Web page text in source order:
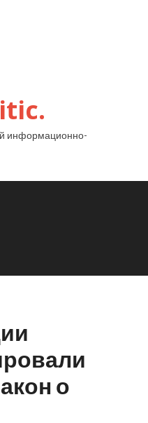
информационно-
о